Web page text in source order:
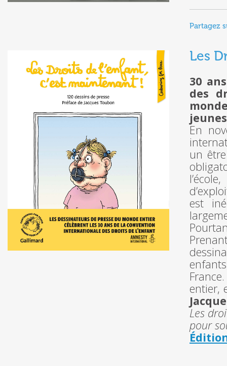
Partagez
Les
30
des
En
un
est
entier,
Les
pour